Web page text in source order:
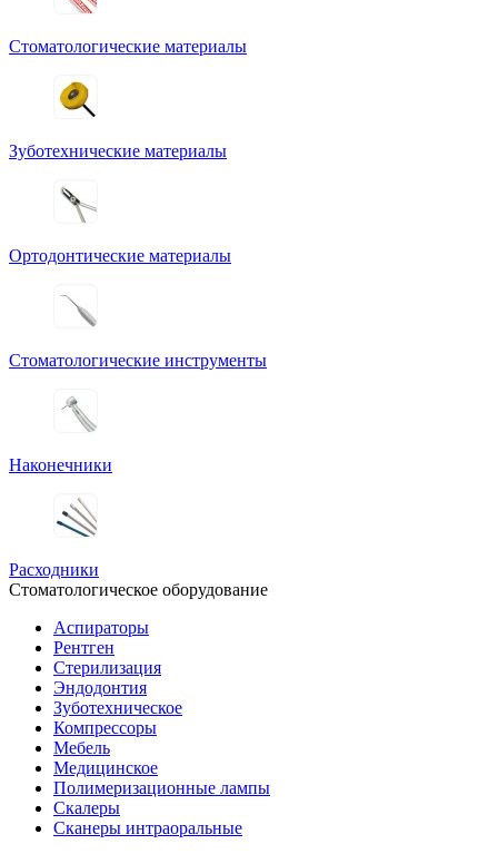
Стоматологические материалы
Зуботехнические материалы
Ортодонтические материалы
Стоматологические инструменты
Наконечники
Расходники
Стоматологическое оборудование
Аспираторы
Рентген
Стерилизация
Эндодонтия
Зуботехническое
Компрессоры
Мебель
Медицинское
Полимеризационные лампы
Скалеры
Сканеры интраоральные